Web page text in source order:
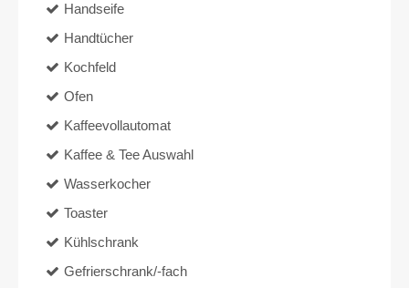
Handseife
Handtücher
Kochfeld
Ofen
Kaffeevollautomat
Kaffee & Tee Auswahl
Wasserkocher
Toaster
Kühlschrank
Gefrierschrank/-fach